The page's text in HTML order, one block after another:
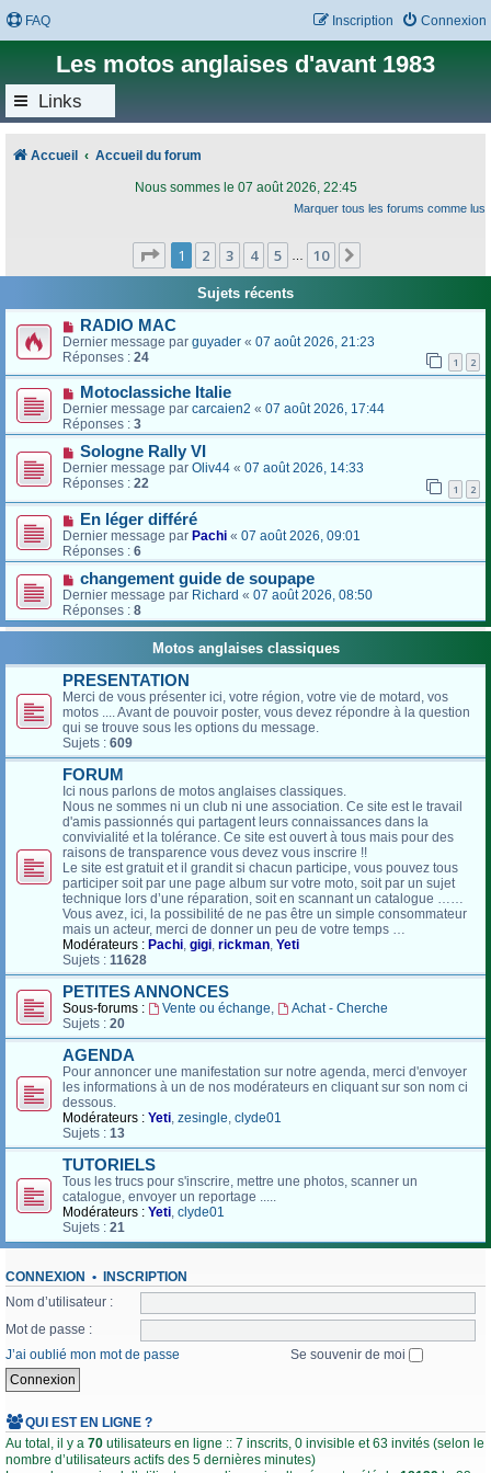
FAQ Connexion
Inscription
Les motos anglaises d'avant 1983
Links
Accueil Accueil du forum
Nous sommes le 07 août 2026, 22:45
Marquer tous les forums comme lus
Page 1sur
1 2 3 4 5 10
Sujets récents
RADIO MAC
Dernier message par guyader « 07 août 2026, 21:23
Réponses : 24 1 2
Motoclassiche Italie
Dernier message par carcaien2 « 07 août 2026, 17:44
Réponses : 3
Sologne Rally VI
Dernier message par Oliv44 « 07 août 2026, 14:33
Réponses : 22 1 2
En léger différé
Dernier message par Pachi « 07 août 2026, 09:01
Réponses : 6
changement guide de soupape
Dernier message par Richard « 07 août 2026, 08:50
Réponses : 8
Motos anglaises classiques
PRESENTATION
Merci de vous présenter ici, votre région, votre vie de motard, vos
motos .... Avant de pouvoir poster, vous devez répondre à la question
qui se trouve sous les options du message.
Sujets : 609
FORUM
Ici nous parlons de motos anglaises classiques.
Nous ne sommes ni un club ni une association. Ce site est le travail
d'amis passionnés qui partagent leurs connaissances dans la
convivialité et la tolérance. Ce site est ouvert à tous mais pour des
raisons de transparence vous devez vous inscrire !!
Le site est gratuit et il grandit si chacun participe, vous pouvez tous
participer soit par une page album sur votre moto, soit par un sujet
technique lors d’une réparation, soit en scannant un catalogue ……
Vous avez, ici, la possibilité de ne pas être un simple consommateur
mais un acteur, merci de donner un peu de votre temps …
Modérateurs : Pachi, gigi, rickman, Yeti
Sujets : 11628
PETITES ANNONCES
Sous-forums : Vente ou échange,
Achat - Cherche
Sujets : 20
AGENDA
Pour annoncer une manifestation sur notre agenda, merci d'envoyer
les informations à un de nos modérateurs en cliquant sur son nom ci
dessous.
Modérateurs : Yeti, zesingle, clyde01
Sujets : 13
TUTORIELS
Tous les trucs pour s'inscrire, mettre une photos, scanner un
catalogue, envoyer un reportage .....
Modérateurs : Yeti, clyde01
Sujets : 21
CONNEXION • INSCRIPTION
Nom d’utilisateur :
Mot de passe :
J’ai oublié mon mot de passe
Se souvenir de moi
QUI EST EN LIGNE ?
Au total, il y a 70 utilisateurs en ligne :: 7 inscrits, 0 invisible et 63 invités (selon le
nombre d’utilisateurs actifs des 5 dernières minutes)